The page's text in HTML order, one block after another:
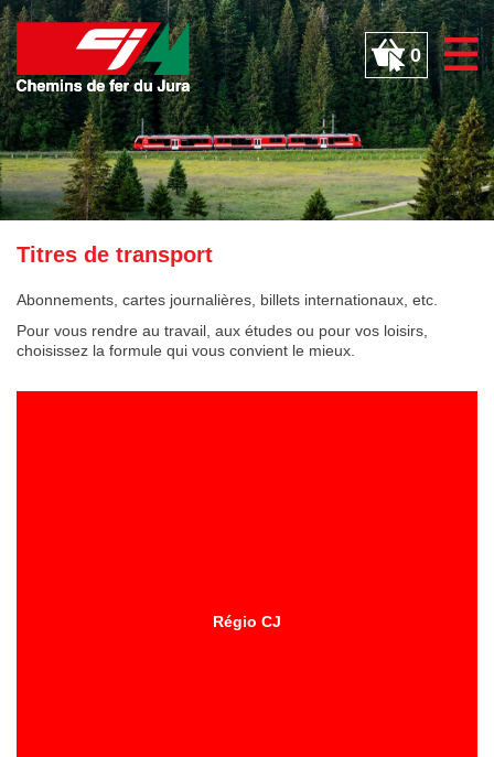
0
Titres de transport
Abonnements, cartes journalières, billets internationaux, etc.
Pour vous rendre au travail, aux études ou pour vos loisirs,
choisissez la formule qui vous convient le mieux.
Régio CJ
Panneau de gestion des cookies